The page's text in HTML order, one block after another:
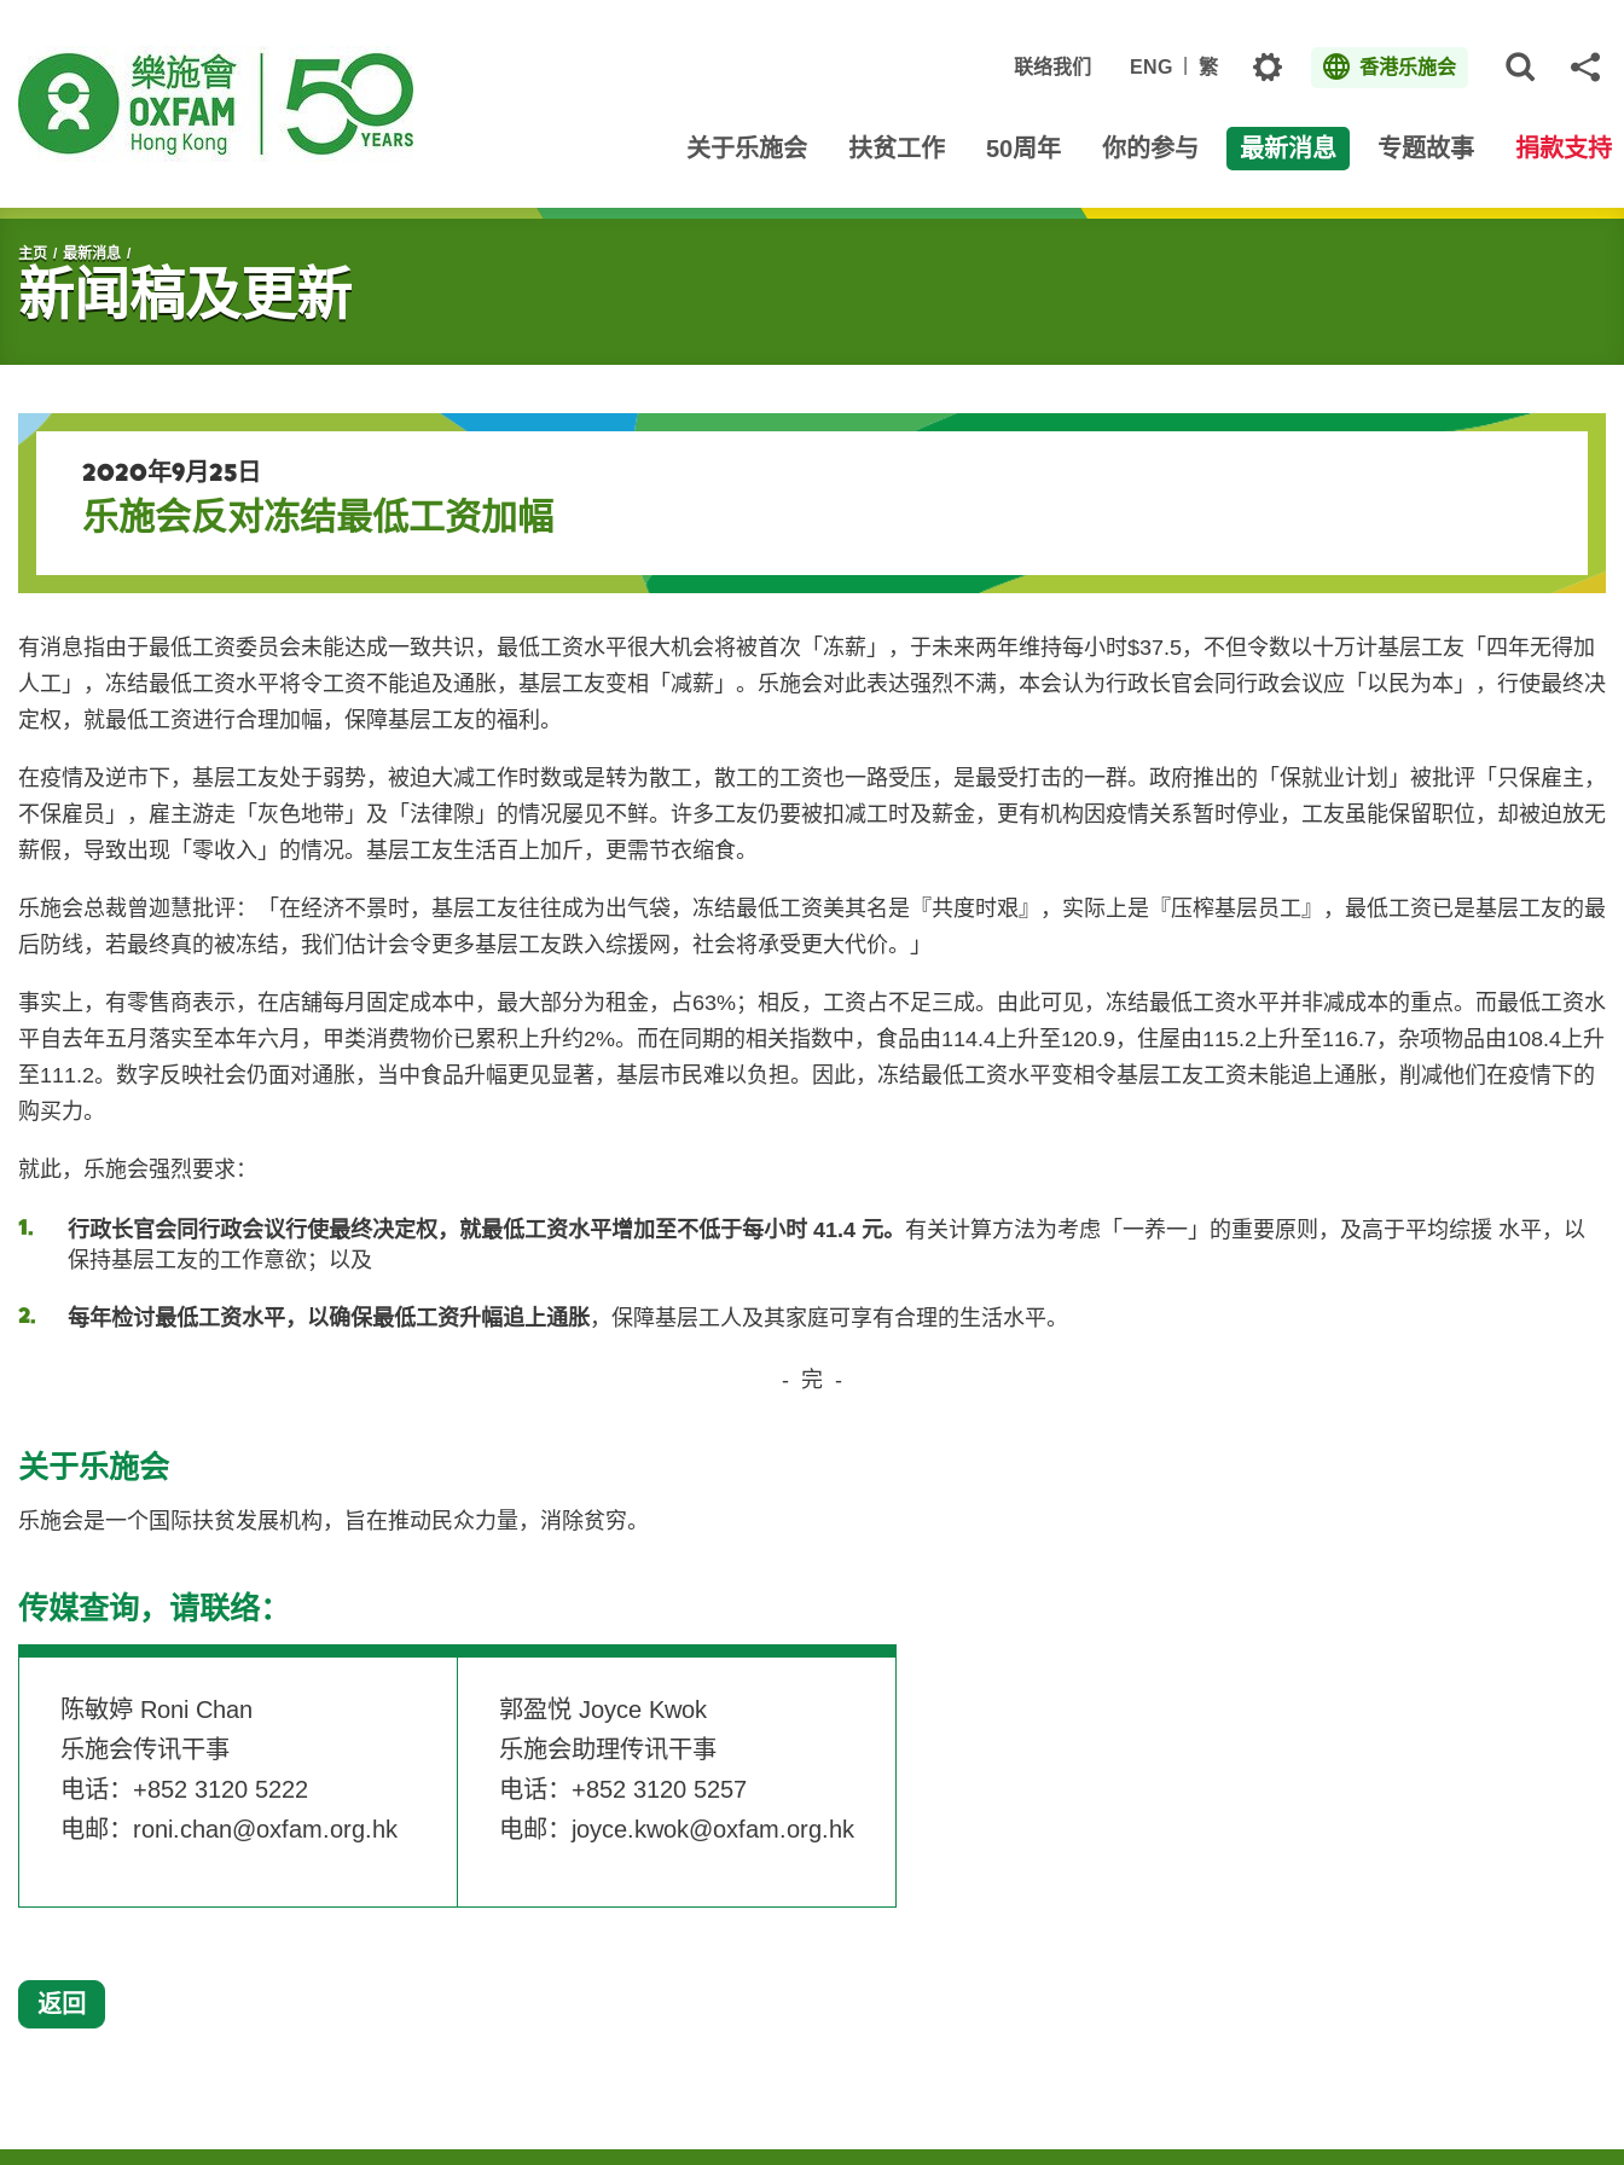
联络我们 ENG 繁 主题 香港乐施会
关于乐施会 扶贫工作 50周年 你的参与 最新消息 专题故事 捐款支持
开始主要内容
主页 最新消息
新闻稿及更新
2020年9月25日
乐施会反对冻结最低工资加幅
有消息指由于最低工资委员会未能达成一致共识，最低工资水平很大机会将被首次「冻薪」，于未来两年维持每小时$37.5，不但令数以十万计基层工友「四年无得加
人工」，冻结最低工资水平将令工资不能追及通胀，基层工友变相「减薪」。乐施会对此表达强烈不满，本会认为行政长官会同行政会议应「以民为本」，行使最终决
定权，就最低工资进行合理加幅，保障基层工友的福利。
在疫情及逆市下，基层工友处于弱势，被迫大减工作时数或是转为散工，散工的工资也一路受压，是最受打击的一群。政府推出的「保就业计划」被批评「只保雇主，
不保雇员」，雇主游走「灰色地带」及「法律隙」的情况屡见不鲜。许多工友仍要被扣减工时及薪金，更有机构因疫情关系暂时停业，工友虽能保留职位，却被迫放无
薪假，导致出现「零收入」的情况。基层工友生活百上加斤，更需节衣缩食。
乐施会总裁曾迦慧批评：「在经济不景时，基层工友往往成为出气袋，冻结最低工资美其名是『共度时艰』，实际上是『压榨基层员工』，最低工资已是基层工友的最
后防线，若最终真的被冻结，我们估计会令更多基层工友跌入综援网，社会将承受更大代价。」
事实上，有零售商表示，在店舖每月固定成本中，最大部分为租金，占63%；相反，工资占不足三成。由此可见，冻结最低工资水平并非减成本的重点。而最低工资水
平自去年五月落实至本年六月，甲类消费物价已累积上升约2%。而在同期的相关指数中，食品由114.4上升至120.9，住屋由115.2上升至116.7，杂项物品由108.4上升
至111.2。数字反映社会仍面对通胀，当中食品升幅更见显著，基层市民难以负担。因此，冻结最低工资水平变相令基层工友工资未能追上通胀，削减他们在疫情下的
购买力。
就此，乐施会强烈要求：
行政长官会同行政会议行使最终决定权，就最低工资水平增加至不低于每小时 41.4 元。 有关计算方法为考虑「一养一」的重要原则，及高于平均综援 水平，以
保持基层工友的工作意欲；以及
每年检讨最低工资水平，以确保最低工资升幅追上通胀，保障基层工人及其家庭可享有合理的生活水平。
- 完 -
关于乐施会
乐施会是一个国际扶贫发展机构，旨在推动民众力量，消除贫穷。
传媒查询，请联络：
陈敏婷 Roni Chan
乐施会传讯干事
电话：+852 3120 5222
电邮： roni.chan@oxfam.org.hk
郭盈悦 Joyce Kwok
乐施会助理传讯干事
电话：+852 3120 5257
电邮： joyce.kwok@oxfam.org.hk
返回